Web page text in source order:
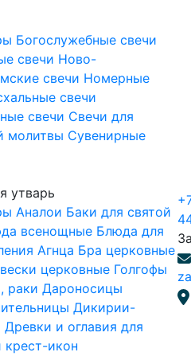
Богослужебные свечи
свечи Ново-
свечи Номерные
свечи
свечи Свечи для
молитвы Сувенирные
утварь
Аналои Баки для святой
всенощные Блюда для
Агнца Бра церковные
церковные Голгофы
раки Дароносицы
Дикирии-
Древки и оглавия для
крест-икон